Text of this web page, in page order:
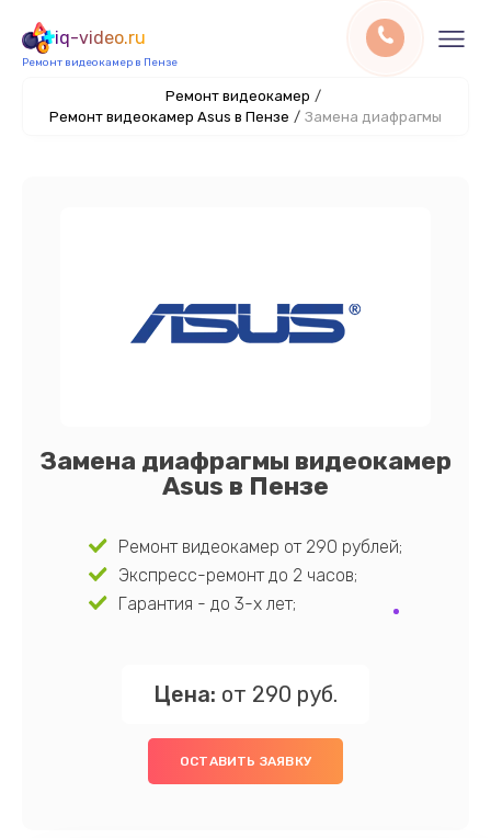
iq-video.ru
Ремонт видеокамер в Пензе
Ремонт видеокамер /
Ремонт видеокамер Asus в Пензе / Замена диафрагмы
Замена диафрагмы видеокамер
Asus в Пензе
Ремонт видеокамер от 290 рублей;
Экспресс-ремонт до 2 часов;
Гарантия - до 3-х лет;
Цена: от 290 руб.
ОСТАВИТЬ ЗАЯВКУ